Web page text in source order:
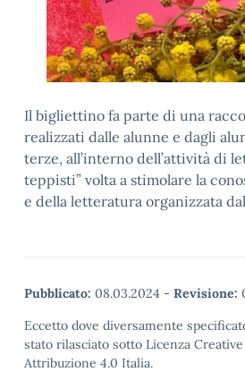
Il bigliettino fa parte di una
realizzati dalle alunne e dagli
terze, all’interno dell’attività di
teppisti” volta a stimolare la
e della letteratura organizzata
Pubblicato: 08.03.2024 - Revisione:
Eccetto dove diversamente
stato rilasciato sotto Licenza
Attribuzione 4.0 Italia.